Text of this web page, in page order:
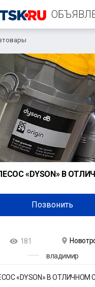
+7 (961) 919-21-42
ОТЛИЧНОМ
Позвонить
181
владимир
«DYSON» В ОТЛИЧНОМ